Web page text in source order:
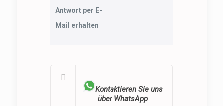
Antwort per E-
Mail erhalten
Kontaktieren Sie uns
über WhatsApp